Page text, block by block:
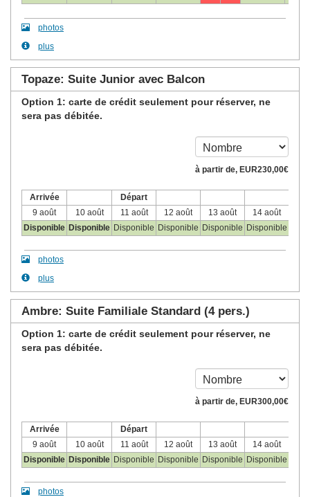
photos
plus
Topaze: Suite Junior avec Balcon
Option 1: carte de crédit seulement pour réserver, ne
sera pas débitée.
à partir de‚ EUR230,00€
Arrivée
Départ
9 août
10 août 11 août 12 août 13 août 14 août
Disponible Disponible Disponible Disponible Disponible Disponible
photos
plus
Ambre: Suite Familiale Standard (4 pers.)
Option 1: carte de crédit seulement pour réserver, ne
sera pas débitée.
à partir de‚ EUR300,00€
Arrivée
Départ
9 août
10 août 11 août 12 août 13 août 14 août
Disponible Disponible Disponible Disponible Disponible Disponible
photos